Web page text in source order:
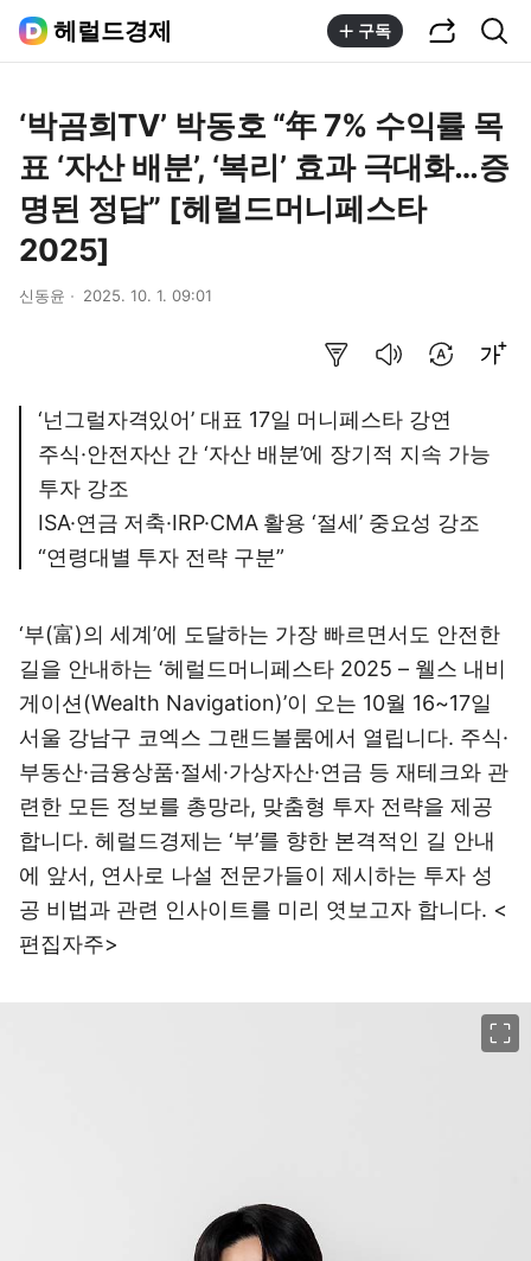
헤럴드경제 구독
‘박곰희TV’ 박동호 “年 7% 수익률 목
표 ‘자산 배분’, ‘복리’ 효과 극대화…증
명된 정답” [헤럴드머니페스타
2025]
신동윤 2025. 10. 1. 09:01
‘넌그럴자격있어’ 대표 17일 머니페스타 강연
주식·안전자산 간 ‘자산 배분’에 장기적 지속 가능
투자 강조
ISA·연금 저축·IRP·CMA 활용 ‘절세’ 중요성 강조
“연령대별 투자 전략 구분”
‘부(富)의 세계’에 도달하는 가장 빠르면서도 안전한
길을 안내하는 ‘헤럴드머니페스타 2025 – 웰스 내비
게이션(Wealth Navigation)’이 오는 10월 16~17일
서울 강남구 코엑스 그랜드볼룸에서 열립니다. 주식·
부동산·금융상품·절세·가상자산·연금 등 재테크와 관
련한 모든 정보를 총망라, 맞춤형 투자 전략을 제공
합니다. 헤럴드경제는 ‘부’를 향한 본격적인 길 안내
에 앞서, 연사로 나설 전문가들이 제시하는 투자 성
공 비법과 관련 인사이트를 미리 엿보고자 합니다. <
편집자주>